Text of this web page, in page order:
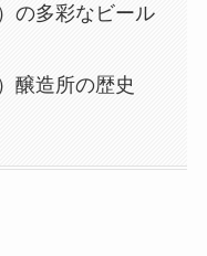
の多彩なビール
醸造所の歴史